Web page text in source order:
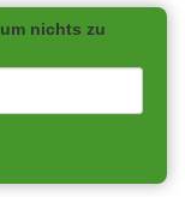
nichts zu